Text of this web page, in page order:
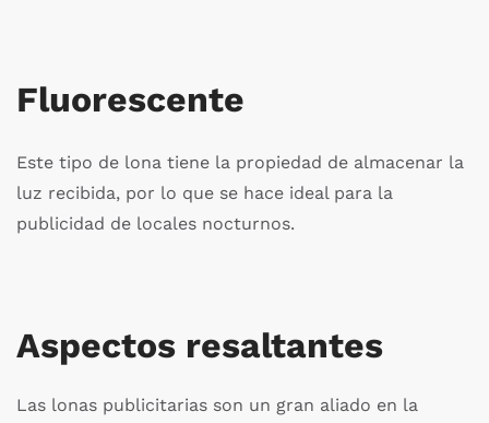
Fluorescente
Este tipo de lona tiene la propiedad de almacenar la
luz recibida, por lo que se hace ideal para la
publicidad de locales nocturnos.
Aspectos resaltantes
Las lonas publicitarias son un gran aliado en la